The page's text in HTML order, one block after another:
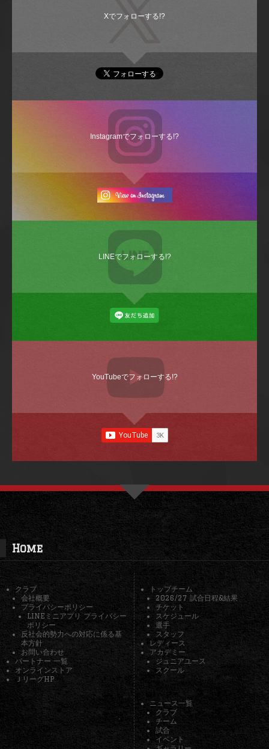
Xでフォローする!?
Instagramでフォローする!?
LINEでフォローする!?
YouTubeでフォローする!?
Home
クラブ
会社概要
プライバシーポリシー
LINEミニアプリ プライバシー
ポリシー
反社会的勢力への対応に係る基
本方針
お問い合わせ
パートナー 一覧
オンラインストア
ＪリーグHP
トップチーム
2026/27 試合日程&結果
チケット
スケジュール
選手
スタッフ
レディース
アカデミー
ジュニアユース
スクール
ニュース一覧
クラブ
チーム
試合
イベント